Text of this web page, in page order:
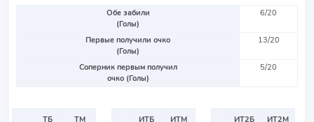
Обе забили
(Голы)
6/20
Первые получили очко
(Голы)
13/20
Соперник первым получил
очко (Голы)
5/20
ТБ
ТМ
ИТБ
ИТМ
ИТ2Б
ИТ2М